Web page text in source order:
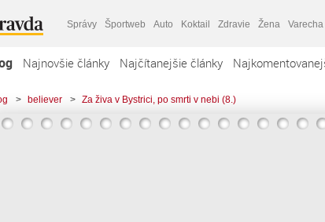
Správy Športweb Auto Koktail Zdravie Žena Varecha
Najnovšie články Najčítanejšie články
> believer > Za živa v Bystrici, po smrti v nebi (8.)